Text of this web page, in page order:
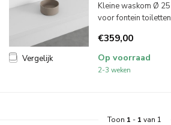
Vergelijk
Kleine waskom Ø
voor fontein toiletten
€359,00
Op voorraad
2-3 weken
Toon 1 - 1 van 1